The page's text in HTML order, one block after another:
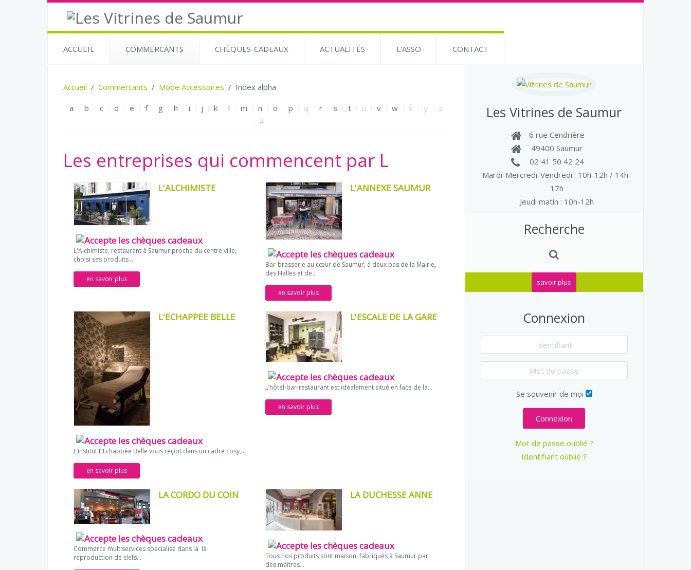
ACCUEIL COMMERCANTS CHÈQUES-CADEAUX ACTUALITÉS L'ASSO CONTACT
Accueil Commercants Mode Accessoires Index alpha
a b c d e f g h i j k l m n o p q r s t u v w x y
z
#
Les entreprises qui commencent par L
L'ALCHIMISTE
L'Alchimiste, restaurant à Saumur proche du centre ville,
choisi ses produits...
en savoir plus
L'ANNEXE SAUMUR
Bar-brasserie au cœur de Saumur, à deux pas de la Mairie,
des Halles et de...
en savoir plus
L'ECHAPPEE BELLE
L’institut L’Echappée Belle vous reçoit dans un cadre cosy,...
en savoir plus
L'ESCALE DE LA GARE
L’hôtel-bar-restaurant est idéalement situé en face de la...
en savoir plus
LA CORDO DU COIN
Commerce multiservices spécialisé dans la la
reproduction de clefs...
LA DUCHESSE ANNE
Tous nos produits sont maison, fabriqués à Saumur par
des maîtres...
Les Vitrines de Saumur
6 rue Cendrière
49400 Saumur
02 41 50 42 24
Mardi-Mercredi-Vendredi : 10h-12h / 14h-
17h
Jeudi matin : 10h-12h
Recherche
savoir plus
Connexion
Se souvenir de moi
Connexion
Mot de passe oublié ?
Identifiant oublié ?